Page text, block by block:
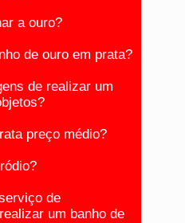
a ouro?
de ouro em prata?
de realizar um
preço médio?
de
um banho de